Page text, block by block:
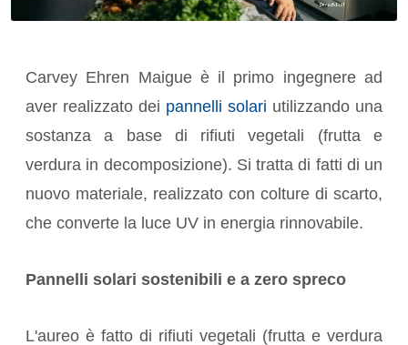
Carvey Ehren Maigue è il primo ingegnere ad
aver realizzato dei pannelli solari utilizzando una
sostanza a base di rifiuti vegetali (frutta e
verdura in decomposizione). Si tratta di fatti di un
nuovo materiale, realizzato con colture di scarto,
che converte la luce UV in energia rinnovabile.
Pannelli solari sostenibili e a zero spreco
L'aureo è fatto di rifiuti vegetali (frutta e verdura